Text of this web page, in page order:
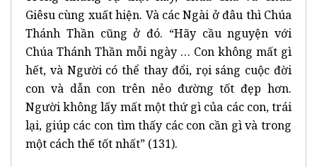
Giêsu cùng xuất hiện. Và các Ngài ở đâu thì Chúa
Thánh Thần cũng ở đó. “Hãy cầu nguyện với
Chúa Thánh Thần mỗi ngày … Con không mất gì
hết, và Người có thể thay đổi, rọi sáng cuộc đời
con và dẫn con trên nẻo đường tốt đẹp hơn.
Người không lấy mất một thứ gì của các con, trái
lại, giúp các con tìm thấy các con cần gì và trong
một cách thế tốt nhất” (131).